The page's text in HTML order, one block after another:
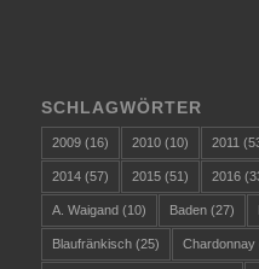
SCHLAGWÖRTER
2009(16) 2010(10) 2011
2014(57) 2015(51) 2016
A. Waigand (10) Baden(27)
Blaufränkisch(25) Chardonnay